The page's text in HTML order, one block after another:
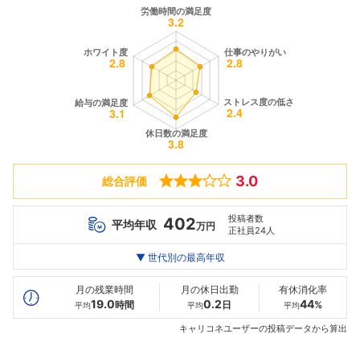
総合評価 3.0
平均年収 402万円
投稿者数
正社員24人
最高年収
20代
564万
30代
496万
--万
▼ 世代別の最高年収
月の残業時間
平均19.0時間
月の休日出勤
平均0.2 日
有休消化率
平均44%
キャリコネユーザーの投稿データから算出